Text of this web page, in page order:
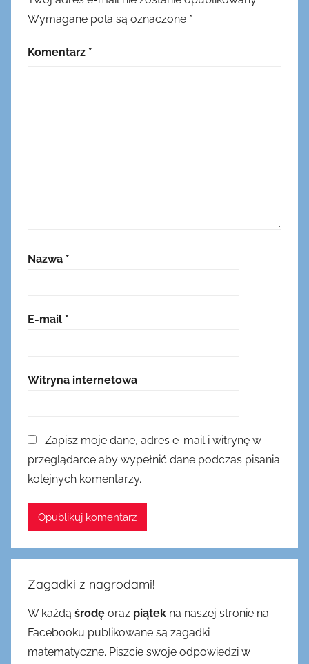
Wymagane pola są oznaczone *
Komentarz *
Nazwa *
E-mail *
Witryna internetowa
Zapisz moje dane, adres e-mail i witrynę w
przeglądarce aby wypełnić dane podczas pisania
kolejnych komentarzy.
Zagadki z nagrodami!
W każdą środę oraz piątek na naszej stronie na
Facebooku publikowane są zagadki
matematyczne. Piszcie swoje odpowiedzi w